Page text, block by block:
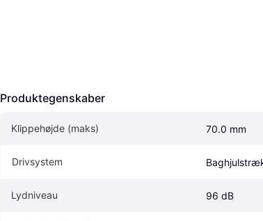
Produktegenskaber
Klippehøjde (maks) 70.0 mm
Drivsystem
Lydniveau 96 dB